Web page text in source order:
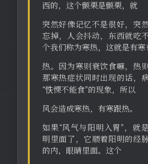
西的，这个颤栗是颤栗，就
突然好像记忆不是很好，突
忘掉，人会抖动，东西就吃
个我们称为寒热，这就是有寒
热。因为寒则衰饮食嘛，热则
那寒热症状同时出现的话，
“怢慄不能食”的现象，所以
风会造成寒热，有寒跟热。
如果“风气与阳明入胃”，就
明里面了，它顺着阳明的经
的内，眼睛里面。这个